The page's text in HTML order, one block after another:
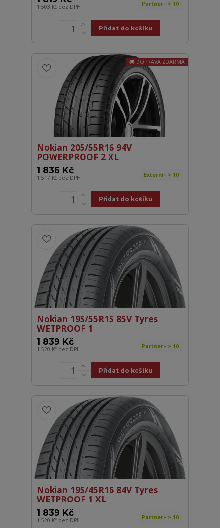
1 503 Kč bez DPH Partner+ > 10
Přidat do košíku
DOPRAVA ZDARMA
Nokian 205/55R16 94V
POWERPROOF 2 XL
1 836 Kč
1 517 Kč bez DPH Externí+ > 10
Přidat do košíku
Nokian 195/55R15 85V Tyres
WETPROOF 1
1 839 Kč
1 520 Kč bez DPH Partner+ > 10
Přidat do košíku
Nokian 195/45R16 84V Tyres
WETPROOF 1 XL
1 839 Kč
1 520 Kč bez DPH Partner+ > 10